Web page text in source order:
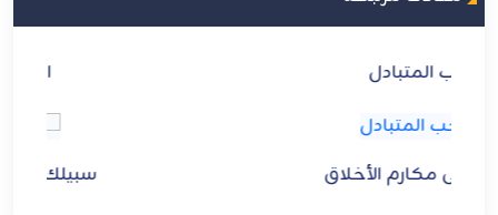
سبيلك إلى مكارم الأخلاق